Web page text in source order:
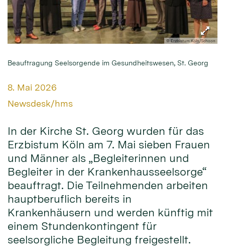
© Erzbistum Köln/Schoon
Beauftragung Seelsorgende im Gesundheitswesen, St. Georg
Datum:
8. Mai 2026
Von:
Newsdesk/hms
In der Kirche St. Georg wurden für das
Erzbistum Köln am 7. Mai sieben Frauen
und Männer als „Begleiterinnen und
Begleiter in der Krankenhausseelsorge“
beauftragt. Die Teilnehmenden arbeiten
hauptberuflich bereits in
Krankenhäusern und werden künftig mit
einem Stundenkontingent für
seelsorgliche Begleitung freigestellt.